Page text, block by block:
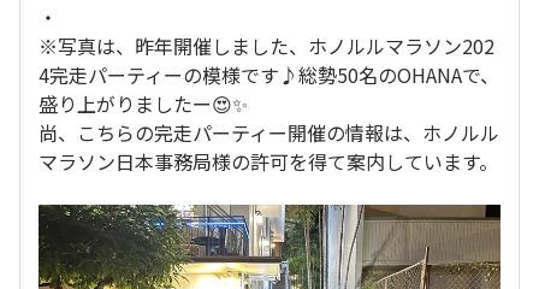
・
※写真は、昨年開催しました、ホノルルマラソン202
4完走パーティーの模様です♪総勢50名のOHANAで、
盛り上がりましたー😍✨
尚、こちらの完走パーティー開催の情報は、ホノルル
マラソン日本事務局様の許可を得て案内しています。